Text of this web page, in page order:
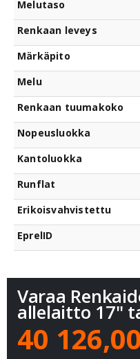
Melutaso
Renkaan leveys
Märkäpito
Melu
Renkaan tuumakoko
Nopeusluokka
Kantoluokka
Runflat
Erikoisvahvistettu
EprelID
Varaa
allelaitto 17"
40